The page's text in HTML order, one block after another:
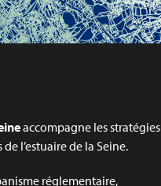
accompagne les stratégies
l’estuaire de la Seine.
réglementaire,